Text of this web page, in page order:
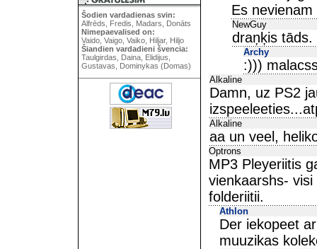
Šodien vardadienas svin:
Alfrēds, Fredis, Madars, Donāts
Nimepaevalised on:
Vaido, Vaigo, Vaiko, Hiljar, Hiljo
Šiandien vardadieni švencia:
Taulgirdas, Daina, Elidijus,
Gustavas, Dominykas (Domas)
Es
NewGuy
draņķis tāds.
Archy
:)))
Alkaline
Damn, uz PS2
Alkaline
aa un veel,
Optrons
MP3 Pleyeriitis
vienkaarshs-
folderiitii.
Athlon
Der iekopeet
muuzikas